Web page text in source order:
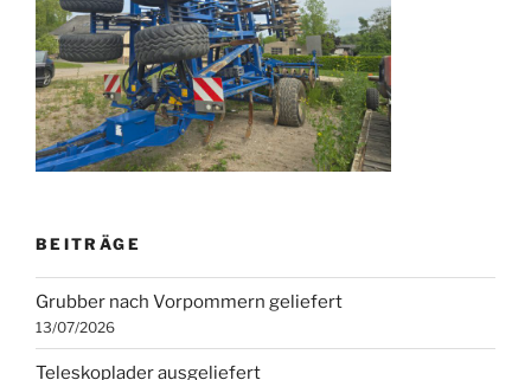
BEITRÄGE
Grubber nach Vorpommern geliefert
13/07/2026
Teleskoplader ausgeliefert